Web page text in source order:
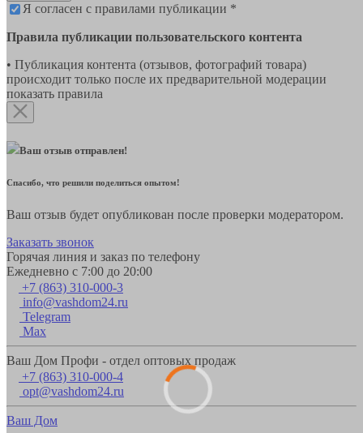
Я согласен с правилами публикации *
Правила публикации пользовательского контента
• Публикация контента (отзывов, фотографий товара)
происходит только после их предварительной модерации
показать правила
Ваш отзыв отправлен!
Спасибо, что решили поделиться опытом!
Ваш отзыв будет опубликован после проверки модератором.
Заказать звонок
Горячая линия и заказ по телефону
Ежедневно с 7:00 до 20:00
+7 (863) 310-000-3
info@vashdom24.ru
Telegram
Max
Ваш Дом Профи - отдел оптовых продаж
+7 (863) 310-000-4
opt@vashdom24.ru
Ваш Дом